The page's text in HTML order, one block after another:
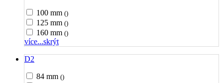
100 mm ()
125 mm ()
160 mm ()
více...skrýt
D2
84 mm ()